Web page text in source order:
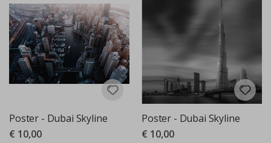
Poster - Dubai Skyline
€ 10,00
Poster - Dubai Skyline
€ 10,00